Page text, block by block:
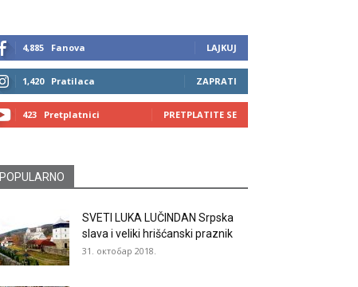
4,885 Fanova LAJKUJ
1,420 Pratilaca ZAPRATI
423 Pretplatnici PRETPLATITE SE
POPULARNO
SVETI LUKA LUČINDAN Srpska
slava i veliki hrišćanski praznik
31. октобар 2018.